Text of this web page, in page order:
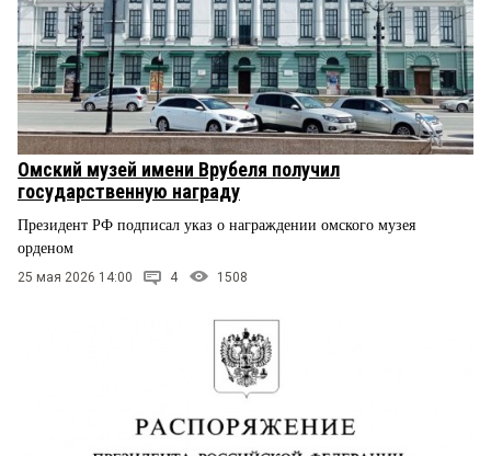
Омский музей имени Врубеля получил
государственную награду
Президент РФ подписал указ о награждении омского музея
орденом
25 мая 2026 14:00 4 1508